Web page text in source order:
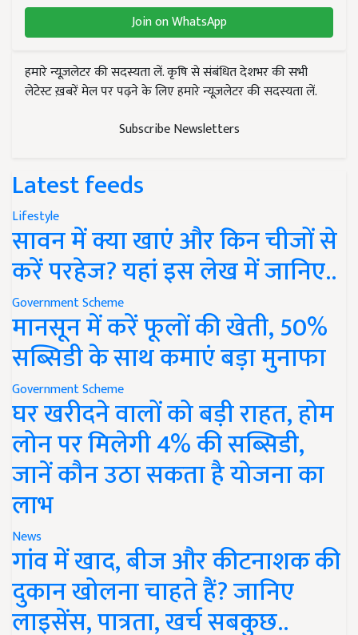
Join on WhatsApp
हमारे न्यूज़लेटर की सदस्यता लें. कृषि से संबंधित देशभर की सभी
लेटेस्ट ख़बरें मेल पर पढ़ने के लिए हमारे न्यूज़लेटर की सदस्यता लें.
Subscribe Newsletters
Latest feeds
Lifestyle
सावन में क्या खाएं और किन चीजों से
करें परहेज? यहां इस लेख में जानिए..
Government Scheme
मानसून में करें फूलों की खेती, 50%
सब्सिडी के साथ कमाएं बड़ा मुनाफा
Government Scheme
घर खरीदने वालों को बड़ी राहत, होम
लोन पर मिलेगी 4% की सब्सिडी,
जानें कौन उठा सकता है योजना का
लाभ
News
गांव में खाद, बीज और कीटनाशक की
दुकान खोलना चाहते हैं? जानिए
लाइसेंस, पात्रता, खर्च सबकुछ..